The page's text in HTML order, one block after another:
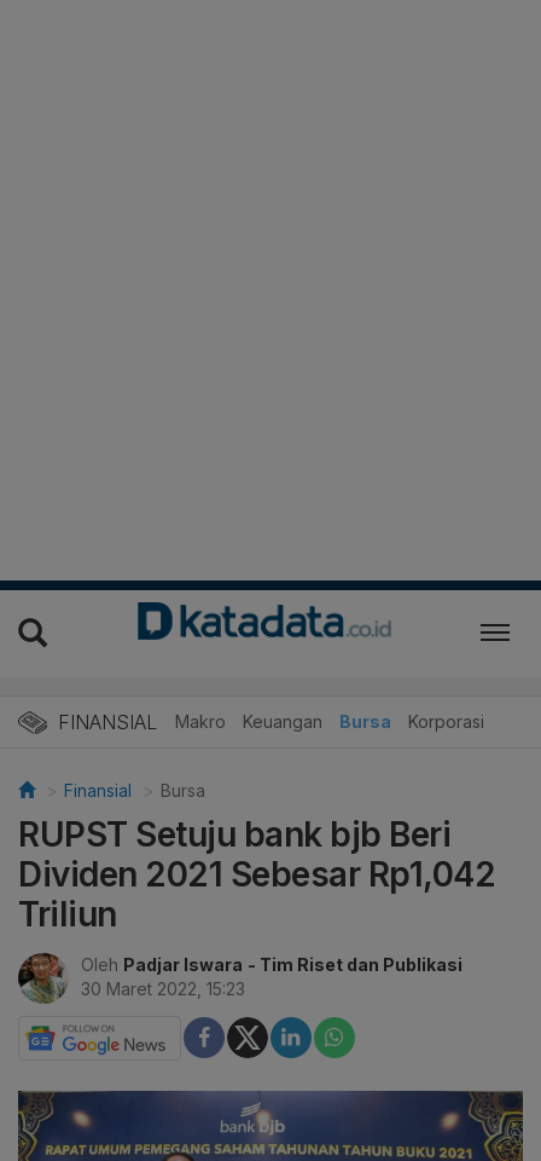
FINANSIAL Makro Keuangan Bursa Korporasi
Finansial Bursa
RUPST Setuju bank bjb Beri
Dividen 2021 Sebesar Rp1,042
Triliun
Oleh Padjar Iswara - Tim Riset dan Publikasi
30 Maret 2022, 15:23